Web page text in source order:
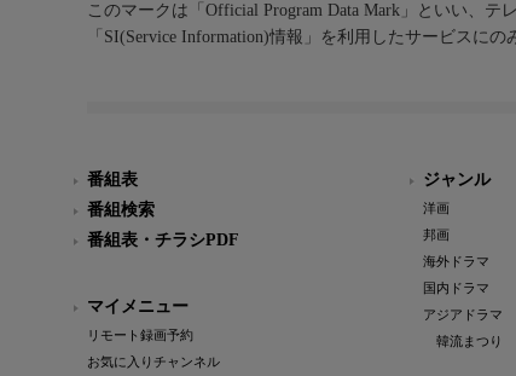
このマークは「Official Program Data Mark」といい、テ
「SI(Service Information)情報」を利用したサービスに
番組表
番組検索
番組表・チラシPDF
マイメニュー
リモート録画予約
お気に入りチャンネル
ジャンル
洋画
邦画
海外ドラマ
国内ドラマ
アジアドラマ
韓流まつり